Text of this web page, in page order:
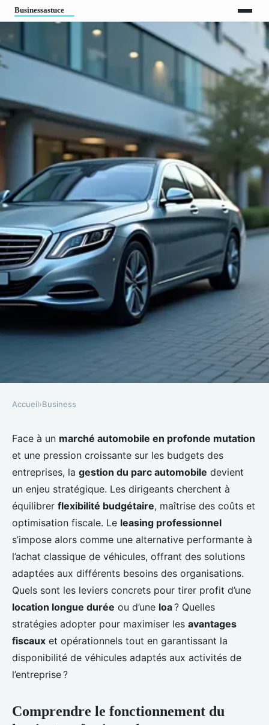
Leasing de voiture d'entreprise :
optimiser la mobilité
professionnelle avec des
solutions flexibles
Manon•22 janvier 2026•6 min de lecture
Accueil›Business
Face à un marché automobile en profonde mutation
et une pression croissante sur les budgets des
entreprises, la gestion du parc automobile devient
un enjeu stratégique. Les dirigeants cherchent à
équilibrer flexibilité budgétaire, maîtrise des coûts et
optimisation fiscale. Le leasing professionnel
s’impose alors comme une alternative performante à
l’achat classique de véhicules, offrant des solutions
adaptées aux différents besoins des organisations.
Quels sont les leviers concrets pour tirer profit d’une
location longue durée ou d’une loa? Quelles
stratégies adopter pour maximiser les avantages
fiscaux et opérationnels tout en garantissant la
disponibilité de véhicules adaptés aux activités de
l’entreprise ?
Comprendre le fonctionnement du